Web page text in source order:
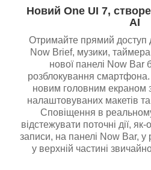
Новий One UI 7,
AI
Отримайте прямий доступ
Now Brief, музики,
нової панелі Now Bar
розблокування
новим головним екраном
налаштовуваних макетів
Сповіщення в
відстежувати поточні дії,
записи, на панелі Now Bar, у
у верхній частині